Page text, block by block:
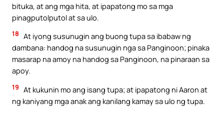
bituka, at ang mga hita, at ipapatong mo sa mga
pinagputolputol at sa ulo.
18 At iyong susunugin ang buong tupa sa ibabaw ng
dambana: handog na susunugin nga sa Panginoon; pinaka
masarap na amoy na handog sa Panginoon, na pinaraan sa
apoy.
19 At kukunin mo ang isang tupa; at ipapatong ni Aaron at
ng kaniyang mga anak ang kanilang kamay sa ulo ng tupa.